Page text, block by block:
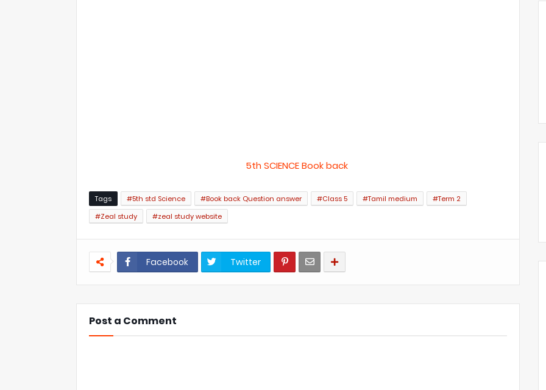
5th SCIENCE Book back
Tags #5th std Science #Book back Question answer #Class 5 #Tamil medium
#Term 2
#Zeal study
#zeal study website
Facebook Twitter
Post a Comment